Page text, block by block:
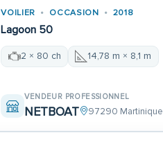
VOILIER OCCASION 2018
Lagoon 50
2 × 80 ch 14,78 m × 8,1 m
VENDEUR PROFESSIONNEL
NETBOAT 97290 Martinique